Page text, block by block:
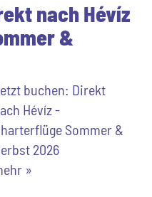
nach Hévíz
&
buchen: Direkt
Hévíz -
Sommer &
2026
»